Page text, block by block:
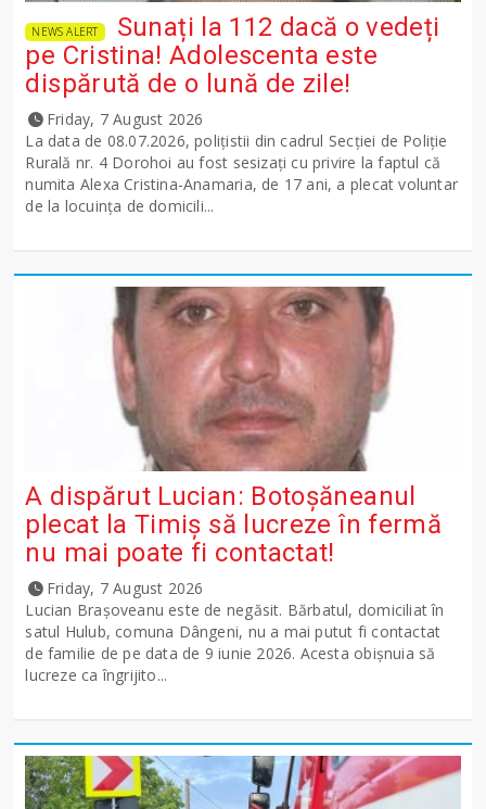
NEWS ALERT
Sunați la 112 dacă o vedeți
pe Cristina! Adolescenta este
dispărută de o lună de zile!
Friday, 7 August 2026
La data de 08.07.2026, polițistii din cadrul Secției de Poliție
Rurală nr. 4 Dorohoi au fost sesizați cu privire la faptul că
numita Alexa Cristina-Anamaria, de 17 ani, a plecat voluntar
de la locuința de domicili...
A dispărut Lucian: Botoșăneanul
plecat la Timiș să lucreze în fermă
nu mai poate fi contactat!
Friday, 7 August 2026
Lucian Brașoveanu este de negăsit. Bărbatul, domiciliat în
satul Hulub, comuna Dângeni, nu a mai putut fi contactat
de familie de pe data de 9 iunie 2026. Acesta obișnuia să
lucreze ca îngrijito...